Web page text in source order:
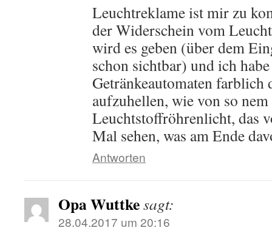
Leuchtreklame ist mir zu
der Widerschein vom
wird es geben (über dem
schon sichtbar) und ich
Getränkeautomaten farblich
aufzuhellen, wie von so
Leuchtstoffröhrenlicht, das
Mal sehen, was am Ende
Antworten
Opa Wuttkesagt:
28.04.2017 um 20:16